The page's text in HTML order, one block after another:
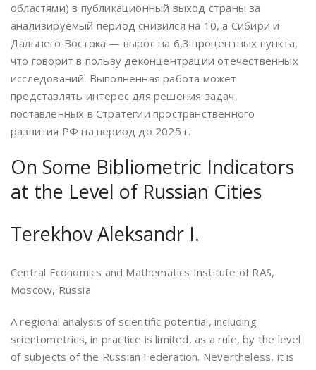
областями) в публикационный выход страны за
анализируемый период снизился на 10, а Сибири и
Дальнего Востока — вырос на 6,3 процентных пункта,
что говорит в пользу деконцентрации отечественных
исследований. Выполненная работа может
представлять интерес для решения задач,
поставленных в Стратегии пространственного
развития РФ на период до 2025 г.
On Some Bibliometric Indicators
at the Level of Russian Cities
Terekhov Aleksandr I.
Central Economics and Mathematics Institute of RAS,
Moscow, Russia
A regional analysis of scientific potential, including
scientometrics, in practice is limited, as a rule, by the level
of subjects of the Russian Federation. Nevertheless, it is